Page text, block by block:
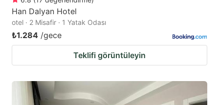
Han Dalyan Hotel
otel · 2 Misafir · 1 Yatak Odası
₺1.284 /gece
Teklifi görüntüleyin